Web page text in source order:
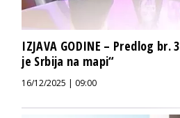
IZJAVA GODINE – Predlog br.
je Srbija na mapi“
16/12/2025 | 09:00